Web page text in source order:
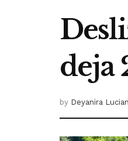
deja
by Deyanira